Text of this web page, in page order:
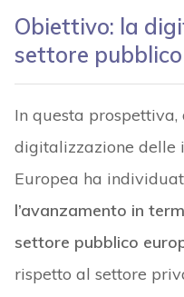
Obiettivo: la
settore pubblico
In questa
digitalizzazione delle
Europea ha
l’avanzamento in
settore pubblico
rispetto al settore